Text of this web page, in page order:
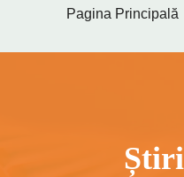
Pagina Principală
Știri